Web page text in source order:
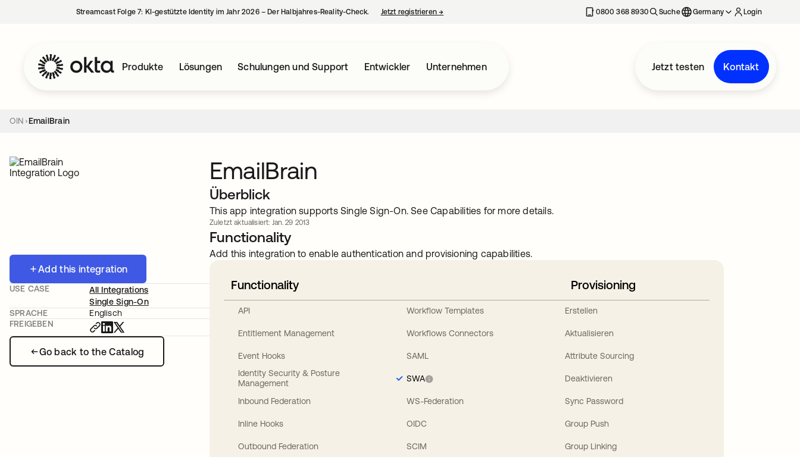
Streamcast Folge 7: KI-gestützte Identity im Jahr 2026 – Der Halbjahres-Reality-Check. Jetzt registrieren→ 0800 368 8930 Suche Germany Login
Produkte Lösungen Schulungen und Support Entwickler Unternehmen Jetzt testen Kontakt
OIN EmailBrain
Add this integration
Go back to the Catalog
USE CASE
All Integrations
Single Sign-On
SPRACHE
Englisch
FREIGEBEN
EmailBrain
Überblick
This app integration supports Single Sign-On. See Capabilities for more details.
Zuletzt aktualisiert: Jan. 29 2013
Functionality
Add this integration to enable authentication and provisioning capabilities.
Functionality
API
Entitlement Management
Event Hooks
Identity Security & Posture
Management
Inbound Federation
Inline Hooks
Outbound Federation
Workflow Templates
Workflows Connectors
SAML
SWA
WS-Federation
OIDC
SCIM
Provisioning
Erstellen
Aktualisieren
Attribute Sourcing
Deaktivieren
Sync Password
Group Push
Group Linking